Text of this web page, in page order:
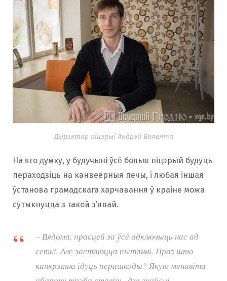
Дырэктар піцэрыі Андрэй Вялента
На яго думку, у будучыні ўсё больш піцэрый будуць
пераходзіць на канвеерныя печы, і любая іншая
ўстанова грамадскага харчавання ў краіне можа
сутыкнуцца з такой з’явай.
– Вядома, прасцей за ўсё адключыць нас ад
сеткі. Але застаюцца пытанні. Праз што
канкрэтна ідуць перашкоды? Якую менавіта